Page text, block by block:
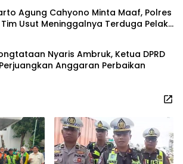
Agung Cahyono Minta Maaf, Polres
Usut Meninggalnya Terduga Pelaku
Nyaris Ambruk, Ketua DPRD
Anggaran Perbaikan